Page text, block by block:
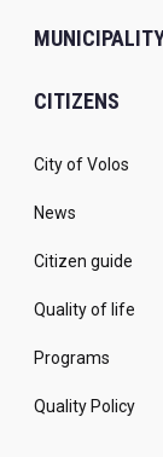
CITIZENS
City of Volos
News
Citizen guide
Quality of life
Programs
Quality Policy